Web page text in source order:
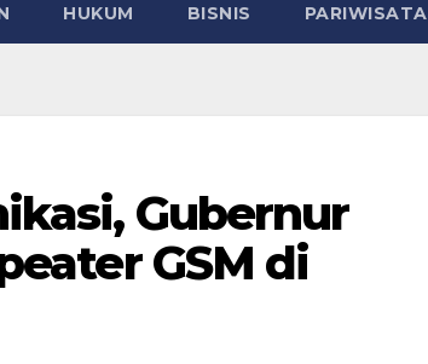
HUKUM BISNIS PARIWISATA
Gubernur
GSM di